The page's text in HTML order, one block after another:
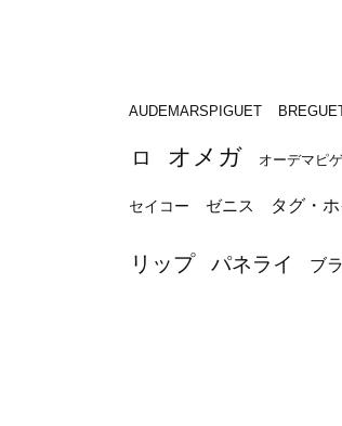
AUDEMARSPIGUET
ロ オメガ オーデマピゲ
セイコー ゼニス タグ・
リップ パネライ ブ